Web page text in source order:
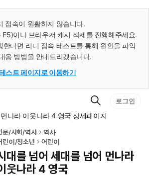
접속이 원활하지 않습니다.
이나 브라우저 캐시 삭제를 진행해주세요.
한다면 리디 접속 테스트를 통해 원인을 파악
응 방법을 안내드리겠습니다.
스트 페이지로 이동하기
검
색
로그인
나라 이웃나라 4 영국 상세페이지
문/사회/역사
역사
린이/청소년
어린이
대를 넘어 세대를 넘어 먼나라
웃나라 4 영국